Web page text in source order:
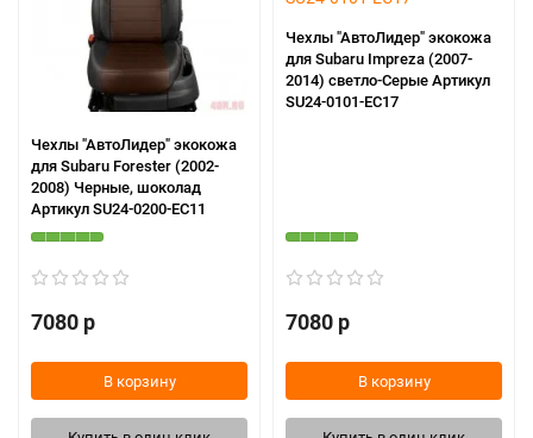
Чехлы "АвтоЛидер" экокожа
для Subaru Forester (2002-
2008) Черные, шоколад
Артикул SU24-0200-EC11
7080 р
В корзину
Чехлы "АвтоЛидер" экокожа
для Subaru Impreza (2007-
2014) светло-Серые Артикул
SU24-0101-EC17
7080 р
В корзину